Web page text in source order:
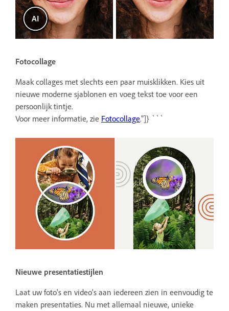
Fotocollage
Maak collages met slechts een paar muisklikken. Kies uit
nieuwe moderne sjablonen en voeg tekst toe voor een
persoonlijk tintje.
Voor meer informatie, zie Fotocollage."]} ```
Nieuwe presentatiestijlen
Laat uw foto's en video's aan iedereen zien in eenvoudig te
maken presentaties. Nu met allemaal nieuwe, unieke